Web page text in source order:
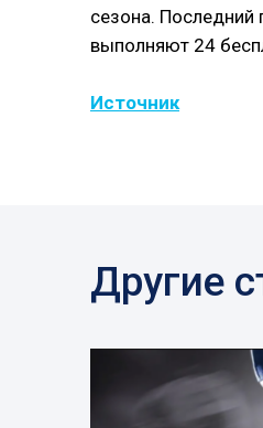
сезона. Последний
выполняют 24
Источник
Другие